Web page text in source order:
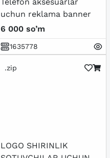
Telefon aksesuarlar
uchun reklama banner
6 000 so’m
1635778
.zip
LOGO SHIRINLIK